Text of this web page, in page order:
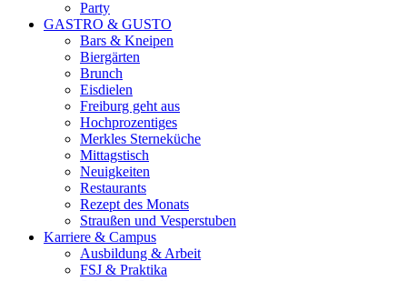
Party
GASTRO & GUSTO
Bars & Kneipen
Biergärten
Brunch
Eisdielen
Freiburg geht aus
Hochprozentiges
Merkles Sterneküche
Mittagstisch
Neuigkeiten
Restaurants
Rezept des Monats
Straußen und Vesperstuben
Karriere & Campus
Ausbildung & Arbeit
FSJ & Praktika